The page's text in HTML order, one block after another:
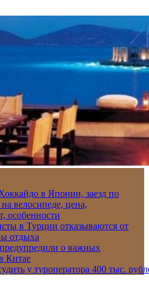
в Японии, заезд по
велосипеде, цена,
особенности
в Турции отказываются от
отдыха
о важных
Китае
у туроператора 400 тыс.